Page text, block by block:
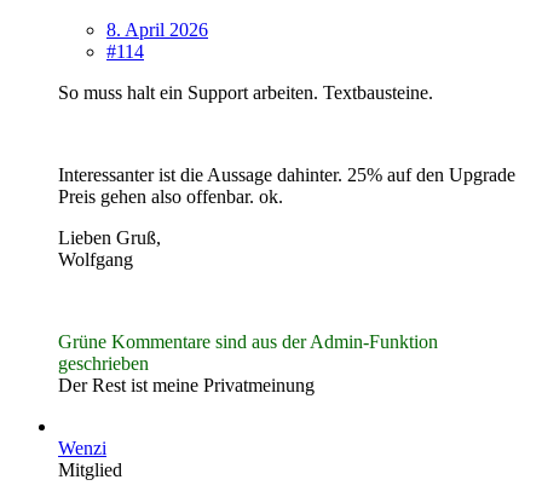
8. April 2026
#114
So muss halt ein Support arbeiten. Textbausteine.
Interessanter ist die Aussage dahinter. 25% auf den Upgrade
Preis gehen also offenbar. ok.
Lieben Gruß,
Wolfgang
Grüne Kommentare sind aus der Admin-Funktion
geschrieben
Der Rest ist meine Privatmeinung
Wenzi
Mitglied